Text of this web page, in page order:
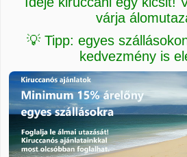
várja
💡 Tipp: egyes
kedvezmény is